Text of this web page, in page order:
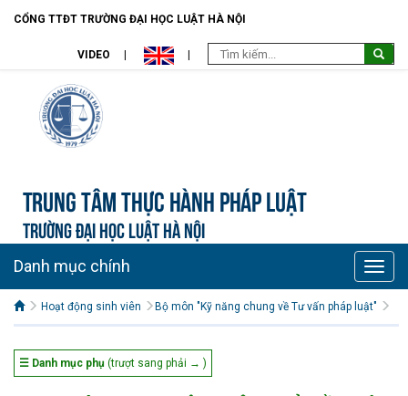
CỔNG TTĐT TRƯỜNG ĐẠI HỌC LUẬT HÀ NỘI
VIDEO
Trung tâm Thực hành pháp luật
TRƯỜNG ĐẠI HỌC LUẬT HÀ NỘI
Toggle
Danh mục chính
Hoạt động sinh viên Bộ môn "Kỹ năng chung về Tư vấn pháp luật"
☰ Danh mục phụ (trượt sang phải → )